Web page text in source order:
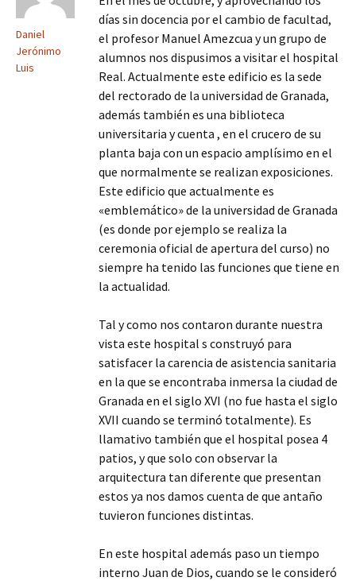
Daniel
Jerónimo
Luis
días sin docencia por el cambio de facultad,
el profesor Manuel Amezcua y un grupo de
alumnos nos dispusimos a visitar el hospital
Real. Actualmente este edificio es la sede
del rectorado de la universidad de Granada,
además también es una biblioteca
universitaria y cuenta , en el crucero de su
planta baja con un espacio amplísimo en el
que normalmente se realizan exposiciones.
Este edificio que actualmente es
«emblemático» de la universidad de Granada
(es donde por ejemplo se realiza la
ceremonia oficial de apertura del curso) no
siempre ha tenido las funciones que tiene en
la actualidad.
Tal y como nos contaron durante nuestra
vista este hospital s construyó para
satisfacer la carencia de asistencia sanitaria
en la que se encontraba inmersa la ciudad de
Granada en el siglo XVI (no fue hasta el siglo
XVII cuando se terminó totalmente). Es
llamativo también que el hospital posea 4
patios, y que solo con observar la
arquitectura tan diferente que presentan
estos ya nos damos cuenta de que antaño
tuvieron funciones distintas.
En este hospital además paso un tiempo
interno Juan de Dios, cuando se le consideró